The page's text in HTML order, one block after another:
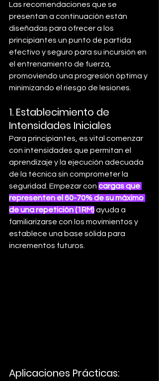
Las recomendaciones que se
presentan a continuación están
diseñadas para ofrecer a los
principiantes un punto de partida
efectivo y seguro para su incursión en
el entrenamiento de fuerza,
promoviendo una progresión óptima y
minimizando el riesgo de lesiones.
1. Establecimiento de
Intensidades Iniciales
Para principiantes, es vital comenzar
con intensidades que permitan el
aprendizaje y la ejecución adecuada
de la técnica sin comprometer la
seguridad. Empezar con cargas que
representen el 60-70% de su máximo
de una repetición (1RM)ayuda a
familiarizarse con los movimientos y
establece una base sólida para
incrementos futuros.
Aplicaciones Prácticas: